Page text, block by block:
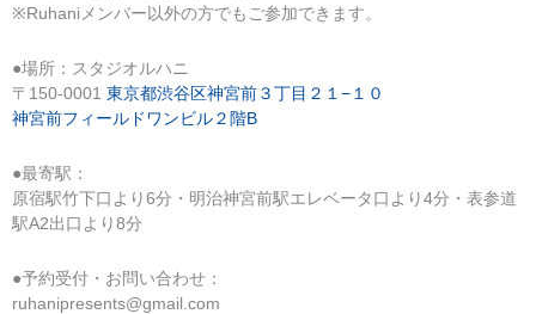
※Ruhaniメンバー以外の方でもご参加できます。
●場所：スタジオルハニ
〒150-0001 東京都渋谷区神宮前３丁目２１−１０
神宮前フィールドワンビル２階B
●最寄駅：
原宿駅竹下口より6分・明治神宮前駅エレベータ口より4分・表参道
駅A2出口より8分
●予約受付・お問い合わせ：
ruhanipresents@gmail.com